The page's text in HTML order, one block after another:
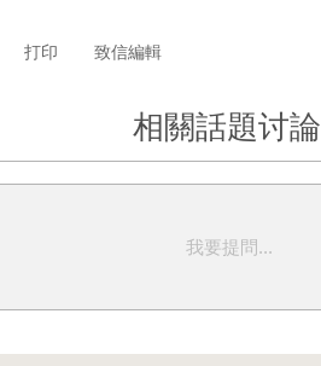
致信編輯
打印
相關話題讨論
我要提問...